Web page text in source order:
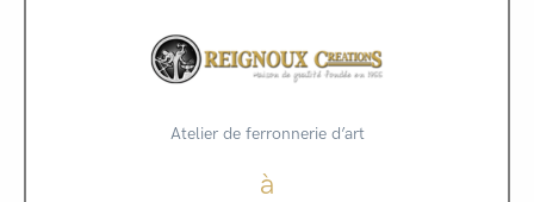
Atelier de ferronnerie d’art
à